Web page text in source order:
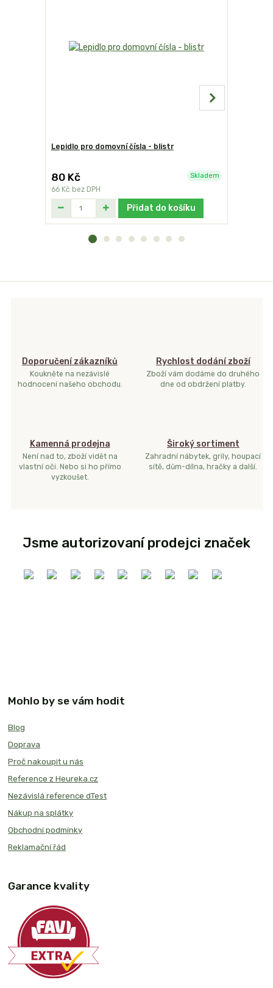
Lepidlo pro domovní čísla - blistr
80 Kč
66 Kč bez DPH
Skladem
Přidat do košíku
Doporučení zákazníků
Koukněte na nezávislé
hodnocení našeho obchodu.
Rychlost dodání zboží
Zboží vám dodáme do druhého
dne od obdržení platby.
Kamenná prodejna
Není nad to, zboží vidět na
vlastní oči. Nebo si ho přímo
vyzkoušet.
Široký sortiment
Zahradní nábytek, grily, houpací
sítě, dům-dílna, hračky a další.
Jsme autorizovaní prodejci značek
Mohlo by se vám hodit
Blog
Doprava
Proč nakoupit u nás
Reference z Heureka.cz
Nezávislá reference dTest
Nákup na splátky
Obchodní podmínky
Reklamační řád
Garance kvality